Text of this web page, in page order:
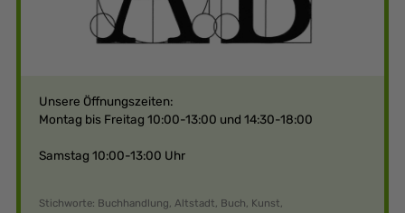
Unsere Öffnungszeiten:
Montag bis Freitag 10:00-13:00 und 14:30-18:00
Samstag 10:00-13:00 Uhr
Stichworte: Buchhandlung, Altstadt, Buch, Kunst,